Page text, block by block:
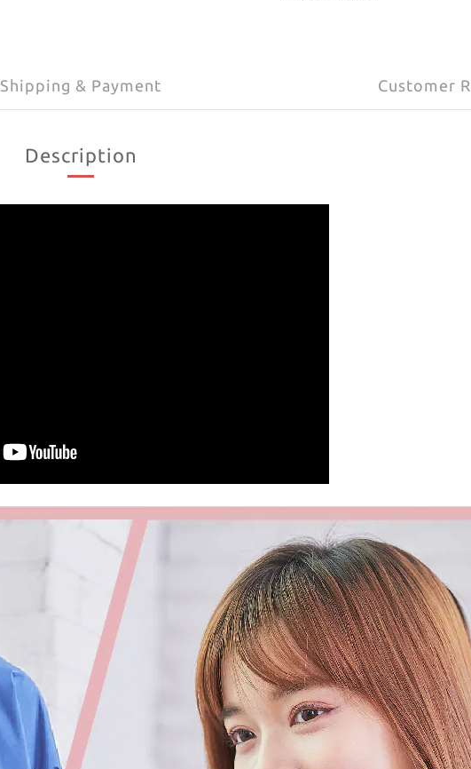
Shipping & Payment Customer
Description